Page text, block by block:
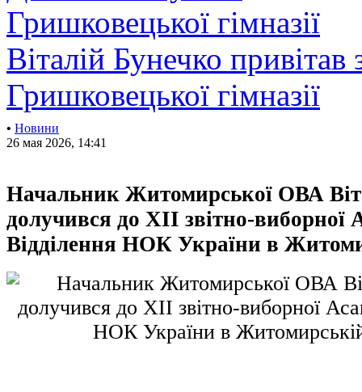
Віталій Бунечко
Гришковецької гімназії
• Новини
26 мая 2026, 14:41
Начальник Житомирської ОВА
долучився до ХІІ звітно-виборної
Відділення НОК України в